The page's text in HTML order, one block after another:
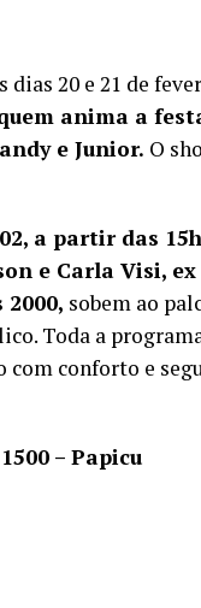
20 e 21 de
anima a
e Junior. O
a partir das
e Carla Visi,
sobem ao
Toda a
com conforto e
– Papicu